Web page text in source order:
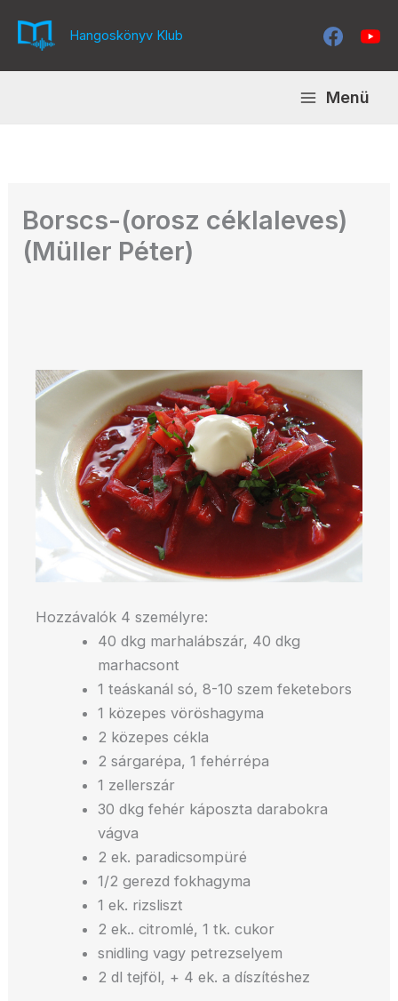
Hangoskönyv Klub
Menü
Borscs-(orosz céklaleves)
(Müller Péter)
Hozzávalók 4 személyre:
40 dkg marhalábszár, 40 dkg
marhacsont
1 teáskanál só, 8-10 szem feketebors
1 közepes vöröshagyma
2 közepes cékla
2 sárgarépa, 1 fehérrépa
1 zellerszár
30 dkg fehér káposzta darabokra
vágva
2 ek. paradicsompüré
1/2 gerezd fokhagyma
1 ek. rizsliszt
2 ek.. citromlé, 1 tk. cukor
snidling vagy petrezselyem
2 dl tejföl, + 4 ek. a díszítéshez